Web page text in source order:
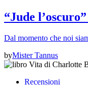
“Jude
Dal momento che noi
byMister Tannus
Recensioni